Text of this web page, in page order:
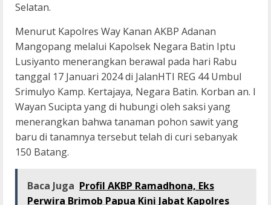
Selatan.
Menurut Kapolres Way Kanan AKBP Adanan
Mangopang melalui Kapolsek Negara Batin Iptu
Lusiyanto menerangkan berawal pada hari Rabu
tanggal 17 Januari 2024 di JalanHTI REG 44 Umbul
Srimulyo Kamp. Kertajaya, Negara Batin. Korban an. I
Wayan Sucipta yang di hubungi oleh saksi yang
menerangkan bahwa tanaman pohon sawit yang
baru di tanamnya tersebut telah di curi sebanyak
150 Batang.
Baca Juga Profil AKBP Ramadhona, Eks
Perwira Brimob Papua Kini Jabat Kapolres